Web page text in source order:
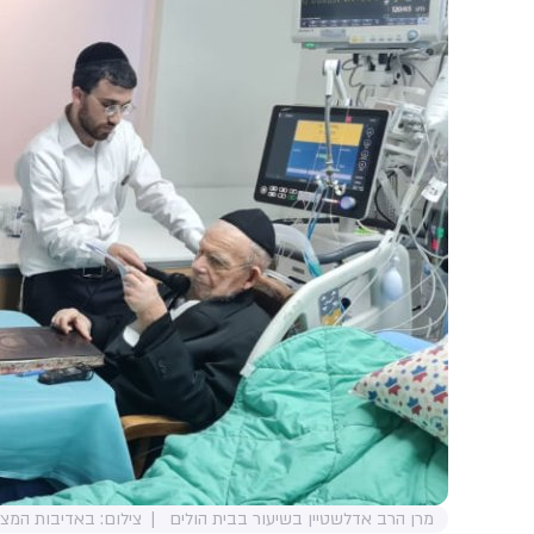
מרן הרב אדלשטיין בשיעור בבית הולים צילום: באדיבות